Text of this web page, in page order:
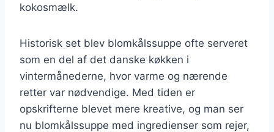
kokosmælk.
Historisk set blev blomkålssuppe ofte serveret
som en del af det danske køkken i
vintermånederne, hvor varme og nærende
retter var nødvendige. Med tiden er
opskrifterne blevet mere kreative, og man ser
nu blomkålssuppe med ingredienser som rejer,